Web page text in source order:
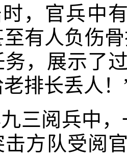
，官兵中
有人负伤
务，展示了
排长丢人
三阅兵中
击方队受阅